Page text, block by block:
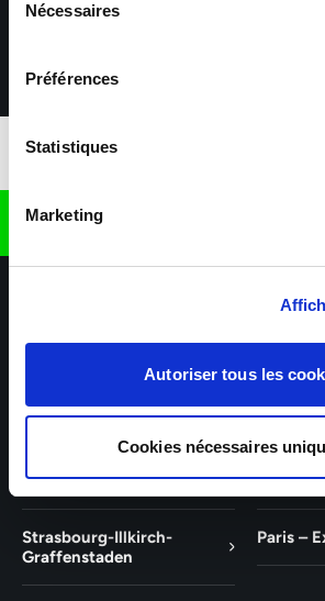
Nécessaires
Préférences
Statistiques
Marketing
Autoriser tous les
Cookies nécessaires
Télécharger l'application
Nos agencesNos secteurs
Mulhouse – Experts Saint-
Strasbourg-Illkirch-
Graffenstaden
Paris –